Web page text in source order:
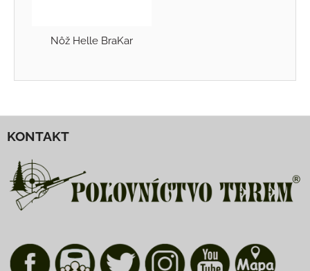
Nôž Helle BraKar
KONTAKT